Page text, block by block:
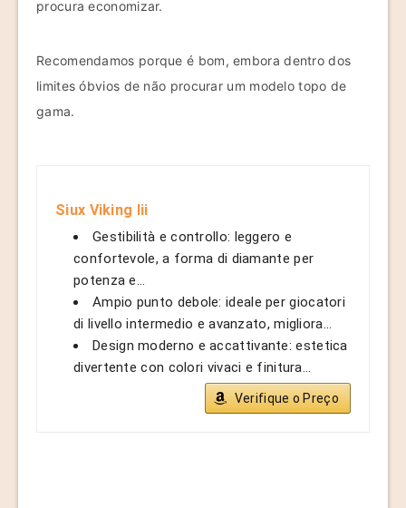
procura economizar.
Recomendamos porque é bom, embora dentro dos
limites óbvios de não procurar um modelo topo de
gama.
Siux Viking Iii
Gestibilità e controllo: leggero e
confortevole, a forma di diamante per
potenza e...
Ampio punto debole: ideale per giocatori
di livello intermedio e avanzato, migliora...
Design moderno e accattivante: estetica
divertente con colori vivaci e finitura...
Verifique o Preço